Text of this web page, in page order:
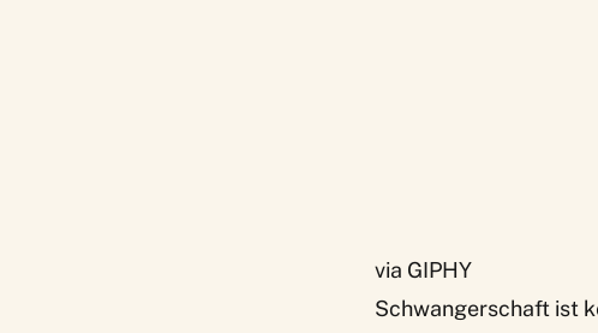
via GIPHY
Schwangerschaft ist